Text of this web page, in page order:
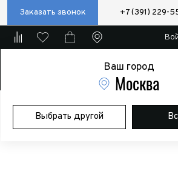
Заказать звонок +7 (391) 229-
Ваш город
Москва
Выбрать другой
Главная Магазин
Дополнительное
Пневматические/электро блокировки и
Пневмосистема компл 098С ресивер 3,79 л